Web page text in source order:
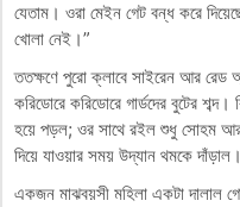
যেতাম। ওরা মেইন গেট বন্ধ করে
খোলা নেই।”
ততক্ষণে পুরো ক্লাবে সাইরেন আর রেড
করিডোরে করিডোরে গার্ডদের বুটের
হয়ে পড়ল; ওর সাথে রইল শুধু সোহম
দিয়ে যাওয়ার সময় উদ্যান থমকে
একজন মাঝবয়সী মহিলা একটা দালাল